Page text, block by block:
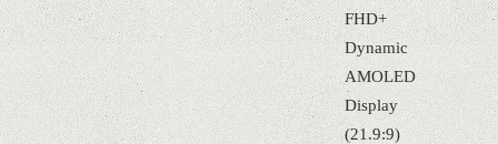
FHD+
Dynamic
AMOLED
Display
(21.9:9)